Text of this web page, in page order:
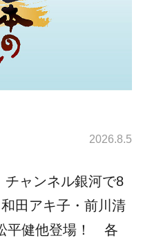
2026.8.5
チャンネル銀河で8
田アキ子・前川清
平健他登場！ 各